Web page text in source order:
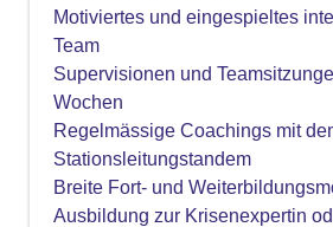
Motiviertes und eingespieltes
Team
Supervisionen und
Wochen
Regelmässige Coachings mit
Stationsleitungstandem
Breite Fort- und
Ausbildung zur Krisenexpertin